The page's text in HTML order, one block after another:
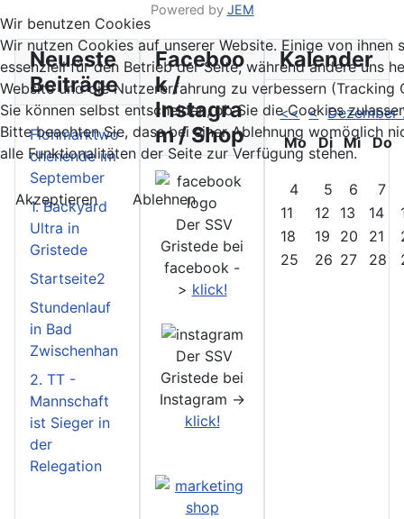
Powered by JEM
Neueste
Beiträge
Flohmarktwo
chenende im
September
1. Backyard
Ultra in
Gristede
Startseite2
Stundenlauf
in Bad
Zwischenhan
2. TT -
Mannschaft
ist Sieger in
der
Relegation
Faceboo
k /
Instagra
m / Shop
Der SSV
Gristede bei
facebook -
> klick!
Der SSV
Gristede bei
Instagram ->
klick!
Kalender
<< < Dezember
Mo Di Mi Do
4
5 6 7
11
12 13 14
18
19 20 21
25
26 27 28
Wir benutzen Cookies
Wir nutzen Cookies auf unserer Website. Einige von ihnen
essenziell für den Betrieb der Seite, während andere uns
Website und die Nutzererfahrung zu verbessern (Tracking
Sie können selbst entscheiden, ob Sie die Cookies
Bitte beachten Sie, dass bei einer Ablehnung womöglich
alle Funktionalitäten der Seite zur Verfügung stehen.
Akzeptieren Ablehnen